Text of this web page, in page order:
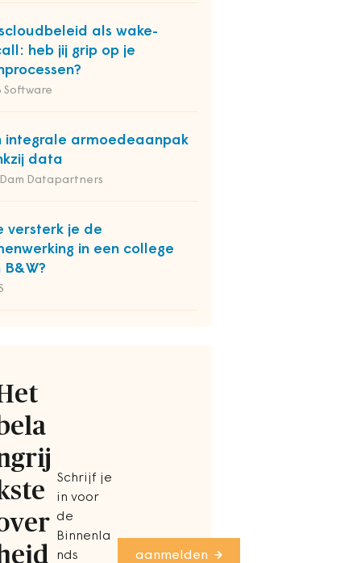
als wake-
heb jij grip op je
Software
integrale armoedeaanpak
data
Datapartners
versterk je de
in een college
B&W?
Schrijf je
in voor
de
Binnenla
nds
aanmelden